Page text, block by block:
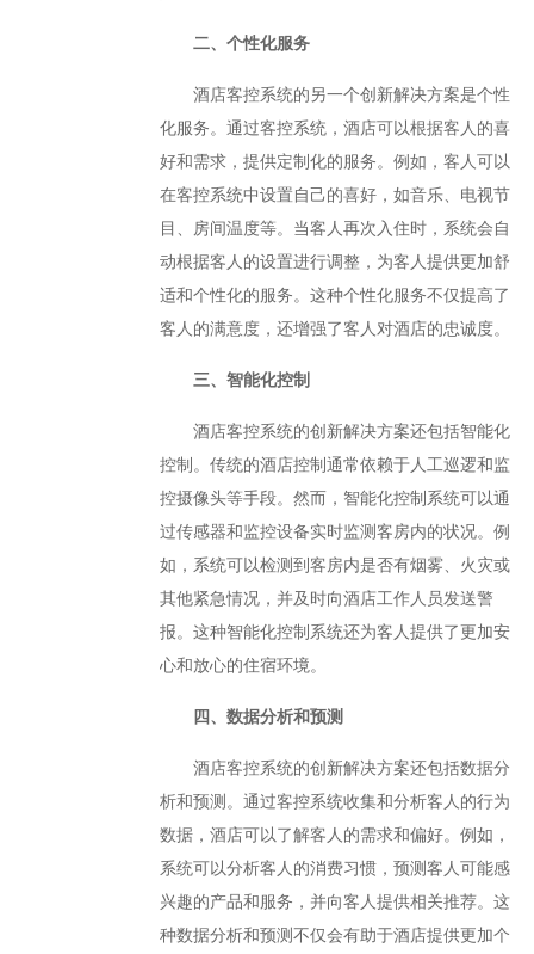
二、个性化服务
酒店客控系统的另一个创新解决方案是个性
化服务。通过客控系统，酒店可以根据客人的喜
好和需求，提供定制化的服务。例如，客人可以
在客控系统中设置自己的喜好，如音乐、电视节
目、房间温度等。当客人再次入住时，系统会自
动根据客人的设置进行调整，为客人提供更加舒
适和个性化的服务。这种个性化服务不仅提高了
客人的满意度，还增强了客人对酒店的忠诚度。
三、智能化控制
酒店客控系统的创新解决方案还包括智能化
控制。传统的酒店控制通常依赖于人工巡逻和监
控摄像头等手段。然而，智能化控制系统可以通
过传感器和监控设备实时监测客房内的状况。例
如，系统可以检测到客房内是否有烟雾、火灾或
其他紧急情况，并及时向酒店工作人员发送警
报。这种智能化控制系统还为客人提供了更加安
心和放心的住宿环境。
四、数据分析和预测
酒店客控系统的创新解决方案还包括数据分
析和预测。通过客控系统收集和分析客人的行为
数据，酒店可以了解客人的需求和偏好。例如，
系统可以分析客人的消费习惯，预测客人可能感
兴趣的产品和服务，并向客人提供相关推荐。这
种数据分析和预测不仅会有助于酒店提供更加个